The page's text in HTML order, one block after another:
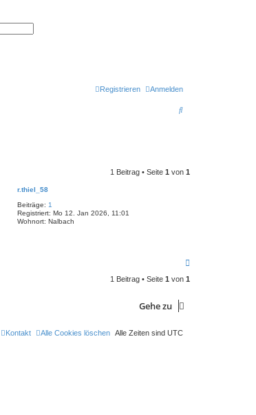
Anmelden
Registrieren
S
e
1 Beitrag • Seite 1 von 1
r.thiel_58
Beiträge: 1
Registriert: Mo 12. Jan 2026, 11:01
Wohnort: Nalbach
c
1 Beitrag • Seite 1 von 1
Gehe zu
Alle Zeiten sind UTC
Alle Cookies löschen
Kontakt